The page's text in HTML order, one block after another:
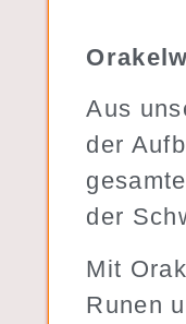
Aus
der
der
Mit
Runen